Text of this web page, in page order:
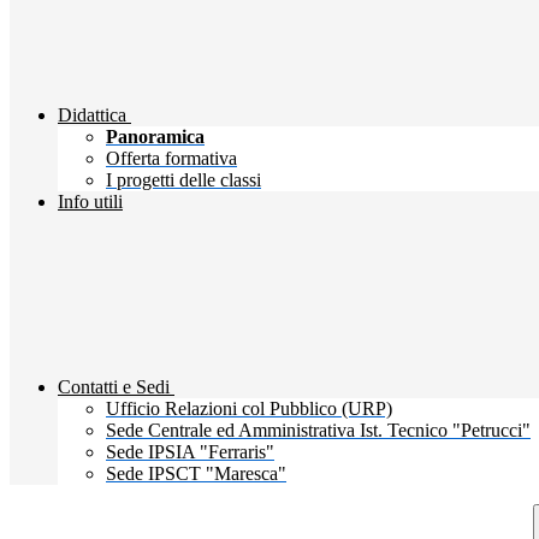
Didattica
Panoramica
Offerta formativa
I progetti delle classi
Info utili
Contatti e Sedi
Ufficio Relazioni col Pubblico (URP)
Sede Centrale ed Amministrativa Ist. Tecnico "Petrucci"
Sede IPSIA "Ferraris"
Sede IPSCT "Maresca"